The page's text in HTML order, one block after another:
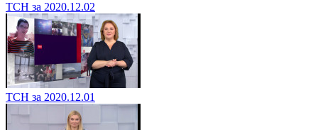
ТСН за 2020.12.02
ТСН за 2020.12.01